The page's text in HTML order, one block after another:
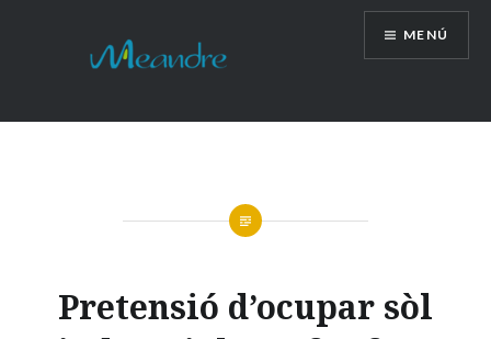
MENÚ
Pretensió d’ocupar sòl